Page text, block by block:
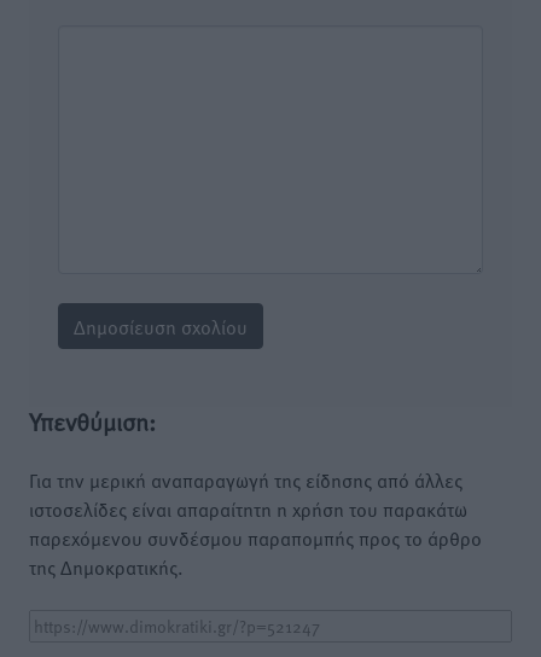
Υπενθύμιση:
Για την μερική αναπαραγωγή της είδησης από άλλες
ιστοσελίδες είναι απαραίτητη η χρήση του παρακάτω
παρεχόμενου συνδέσμου παραπομπής προς το άρθρο
της Δημοκρατικής.